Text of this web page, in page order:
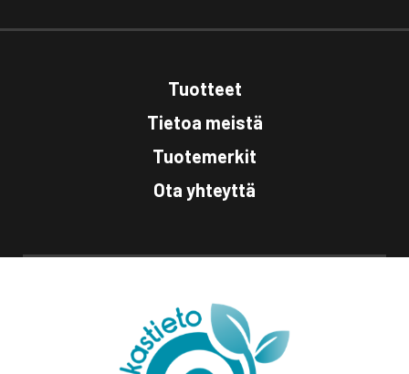
Tuotteet
Tietoa meistä
Tuotemerkit
Ota yhteyttä